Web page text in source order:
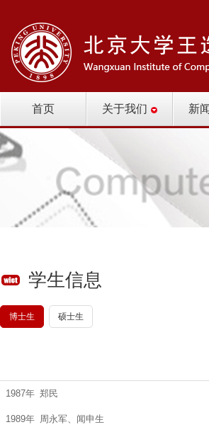
首页 关于我们 新
学生信息
博士生 硕士生
1987年 郑民
1989年 周永军、闻申生